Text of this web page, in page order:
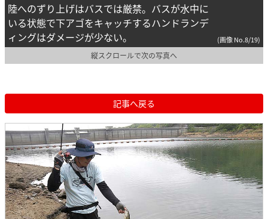
陸へのずり上げはバスでは厳禁。バスが水中に
いる状態で下アゴをキャッチするハンドランデ
ィングはダメージが少ない。
(画像 No.8/19)
縦スクロールで次の写真へ
記事へ戻る